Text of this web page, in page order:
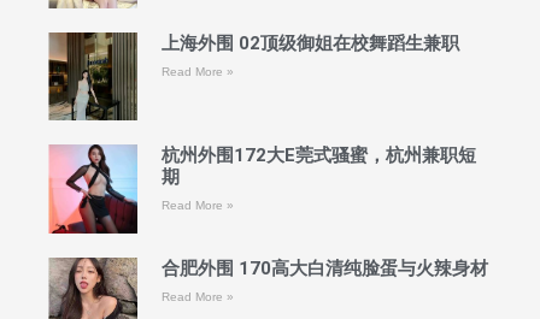
上海外围 02顶级御姐在校舞蹈生兼职
Read More »
杭州外围172大E莞式骚蜜，杭州兼职短
期
Read More »
合肥外围 170高大白清纯脸蛋与火辣身材
Read More »